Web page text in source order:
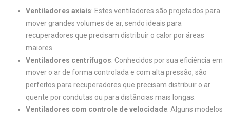
Ventiladores axiais: Estes ventiladores são projetados para
mover grandes volumes de ar, sendo ideais para
recuperadores que precisam distribuir o calor por áreas
maiores.
Ventiladores centrífugos: Conhecidos por sua eficiência em
mover o ar de forma controlada e com alta pressão, são
perfeitos para recuperadores que precisam distribuir o ar
quente por condutas ou para distâncias mais longas.
Ventiladores com controle de velocidade: Alguns modelos